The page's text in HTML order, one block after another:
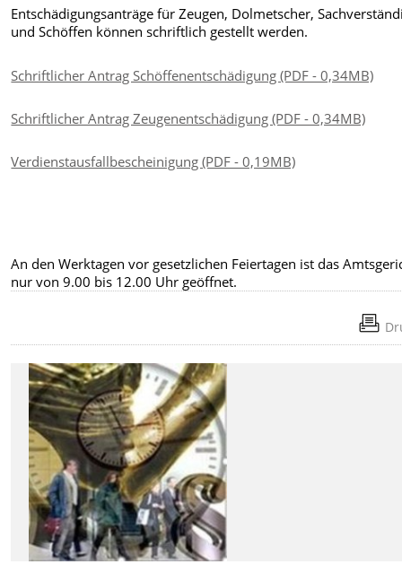
Entschädigungsanträge für Zeugen, Dolmetscher,
und Schöffen können schriftlich gestellt werden.
Schriftlicher Antrag Schöffenentschädigung (PDF - 0,34MB)
Schriftlicher Antrag Zeugenentschädigung (PDF - 0,34MB)
Verdienstausfallbescheinigung (PDF - 0,19MB)
An den Werktagen vor gesetzlichen Feiertagen ist das
nur von 9.00 bis 12.00 Uhr geöffnet.